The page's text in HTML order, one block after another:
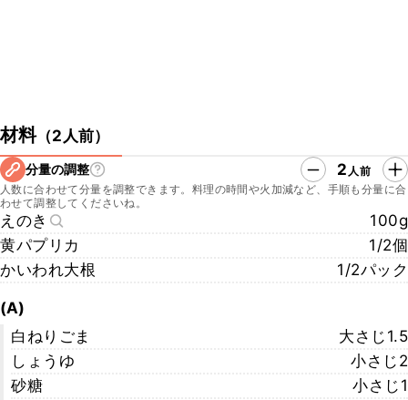
材料（2人前）
分量の調整 2 人前
人数に合わせて分量を調整できます。料理の時間や火加減など、手順も分量に合
わせて調整してくださいね。
えのき
100g
黄パプリカ
1/2個
かいわれ大根
1/2パック
(A)
白ねりごま
大さじ1.5
しょうゆ
小さじ2
砂糖
小さじ1